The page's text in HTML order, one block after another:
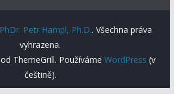
PhDr. Petr Hampl, Ph.D.. Všechna práva
vyhrazena.
od ThemeGrill. PoužívámeWordPress (v
češtině).